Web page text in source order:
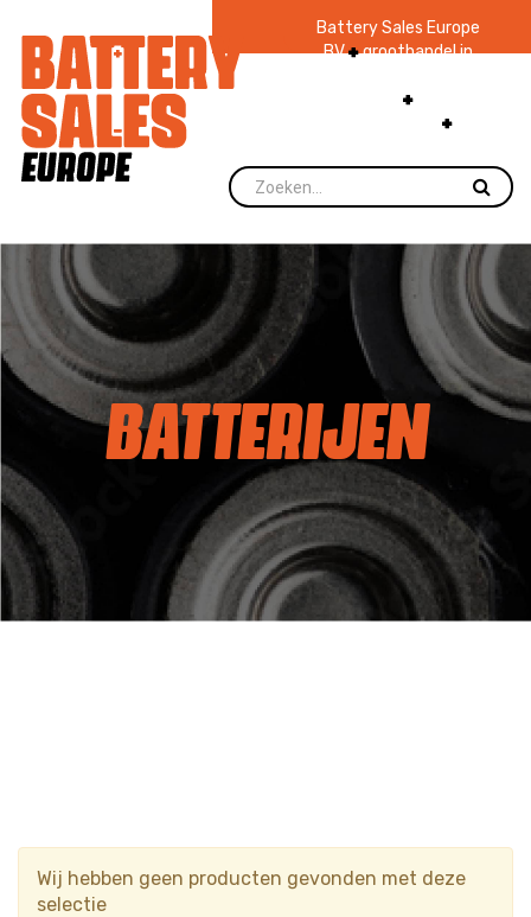
Battery Sales Europe
BV groothandel in
zaklampen Ruim 48
jaar ervaring
voorraad.
BATTERIJEN
Wij hebben geen producten gevonden met deze
selectie